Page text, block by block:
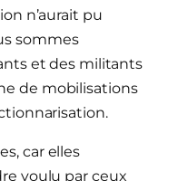
n’aurait pu
sommes
et des militants
de mobilisations
car elles
voulu par ceux